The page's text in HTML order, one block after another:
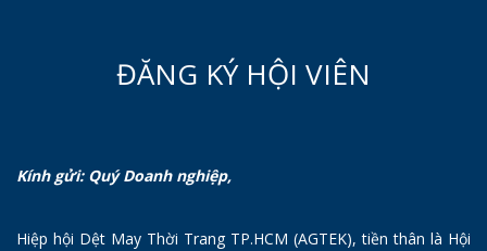
ĐĂNG KÝ HỘI VIÊN
Kính gửi: Quý Doanh nghiệp,
Hiệp hội Dệt May Thời Trang TP.HCM (AGTEK), tiền thân là Hội